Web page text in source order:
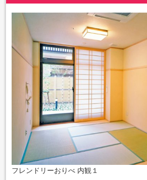
フレンドリーおりべ 内観１